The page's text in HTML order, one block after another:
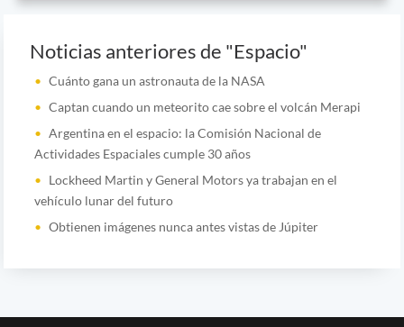
Noticias anteriores de "Espacio"
Cuánto gana un astronauta de la NASA
Captan cuando un meteorito cae sobre el volcán Merapi
Argentina en el espacio: la Comisión Nacional de
Actividades Espaciales cumple 30 años
Lockheed Martin y General Motors ya trabajan en el
vehículo lunar del futuro
Obtienen imágenes nunca antes vistas de Júpiter